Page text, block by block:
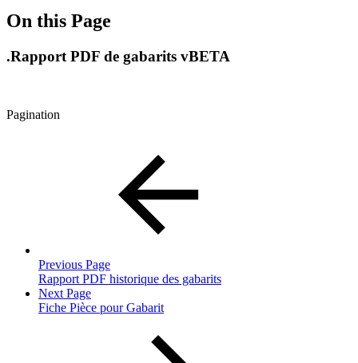
On this Page
.Rapport PDF de gabarits vBETA
Pagination
Previous Page
Rapport PDF historique des gabarits
Next Page
Fiche Pièce pour Gabarit